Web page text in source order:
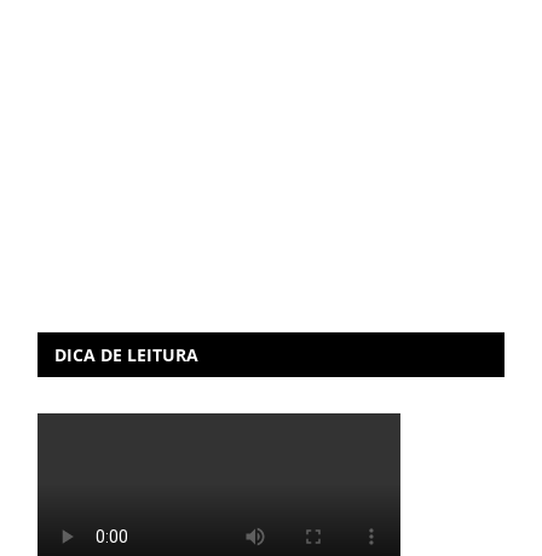
DICA DE LEITURA